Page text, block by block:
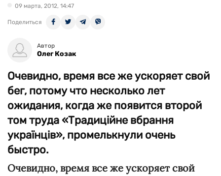
09 марта, 2012, 14:47
Поделиться
Автор
Олег Козак
Очевидно, время все же ускоряет свой
бег, потому что несколько лет
ожидания, когда же появится второй
том труда «Традиційне вбрання
українців», промелькнули очень
быстро.
Очевидно, время все же ускоряет свой